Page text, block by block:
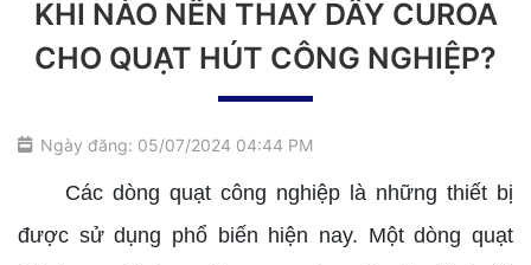
KHI NÀO NÊN THAY DÂY CUROA
CHO QUẠT HÚT CÔNG NGHIỆP?
Ngày đăng: 05/07/2024 04:44 PM
Các dòng quạt công nghiệp là những thiết bị
được sử dụng phổ biến hiện nay. Một dòng quạt